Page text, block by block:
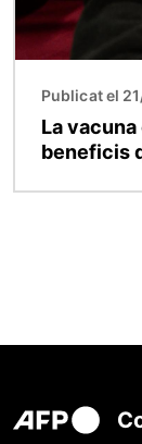
Publicat el
La
beneficis